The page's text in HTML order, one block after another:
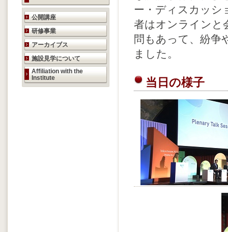
研究活動のご案内
公開講座
研修事業
アーカイブス
施設見学について
Affiliation with the
Institute
ー・ディスカッシ
者はオンラインと
問もあって、紛争
ました。
当日の様子